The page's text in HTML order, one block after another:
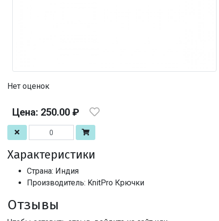
Нет оценок
Цена: 250.00 ₽
Характеристики
Страна: Индия
Производитель: KnitPro Крючки
Отзывы